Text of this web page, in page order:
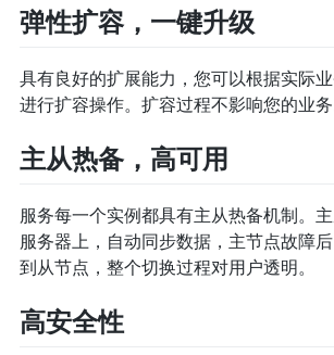
弹性扩容，一键升级
具有良好的扩展能力，您可以根据实际
进行扩容操作。扩容过程不影响您的业务
主从热备，高可用
服务每一个实例都具有主从热备机制。
服务器上，自动同步数据，主节点故障
到从节点，整个切换过程对用户透明。
高安全性